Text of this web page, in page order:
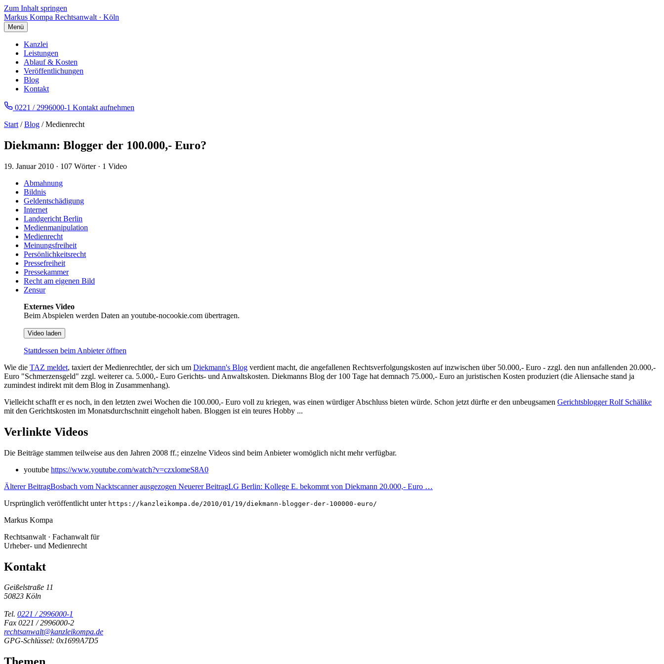
Zum Inhalt springen
Markus Kompa Rechtsanwalt · Köln
Menü
Kanzlei
Leistungen
Ablauf & Kosten
Veröffentlichungen
Blog
Kontakt
0221 / 2996000-1 Kontakt aufnehmen
Start /Blog / Medienrecht
Diekmann: Blogger der 100.000,- Euro?
19. Januar 2010 · 107 Wörter · 1 Video
Abmahnung
Bildnis
Geldentschädigung
Internet
Landgericht Berlin
Medienmanipulation
Medienrecht
Meinungsfreiheit
Persönlichkeitsrecht
Pressefreiheit
Pressekammer
Recht am eigenen Bild
Zensur
Externes Video
Beim Abspielen werden Daten an youtube-nocookie.com übertragen.
Video laden
Stattdessen beim Anbieter öffnen
Wie die TAZ meldet, taxiert der Medienrechtler, der sich um Diekmann's Blog verdient macht, die angefallenen Rechtsverfolgungskosten auf inzwischen über 50.000,- Euro - zzgl. den nun anfallenden 20.000,-
Euro "Schmerzensgeld" zzgl. weiterer ca. 5.000,- Euro Gerichts- und Anwaltskosten. Diekmanns Blog der 100 Tage hat demnach 75.000,- Euro an juristischen Kosten produziert (die Aliensache stand ja
zumindest indirekt mit dem Blog in Zusammenhang).
Vielleicht schafft er es noch, in den letzten zwei Wochen die 100.000,- Euro voll zu kriegen, was einen würdiger Abschluss bieten würde. Schon jetzt dürfte er den unbeugsamen Gerichtsblogger Rolf Schälike
mit den Gerichtskosten im Monatsdurchschnitt eingeholt haben. Bloggen ist ein teures Hobby ...
Verlinkte Videos
Die Beiträge stammen teilweise aus den Jahren 2008 ff.; einzelne Videos sind beim Anbieter womöglich nicht mehr verfügbar.
youtube https://www.youtube.com/watch?v=czxlomeS8A0
Älterer BeitragBosbach vom Nacktscanner ausgezogen Neuerer BeitragLG Berlin: Kollege E. bekommt von Diekmann 20.000,- Euro …
Ursprünglich veröffentlicht unter https://kanzleikompa.de/2010/01/19/diekmann-blogger-der-100000-euro/
Markus Kompa
Rechtsanwalt · Fachanwalt für
Urheber- und Medienrecht
Kontakt
Geißelstraße 11
50823 Köln
Tel. 0221 / 2996000-1
Fax 0221 / 2996000-2
rechtsanwalt@kanzleikompa.de
GPG-Schlüssel: 0x1699A7D5